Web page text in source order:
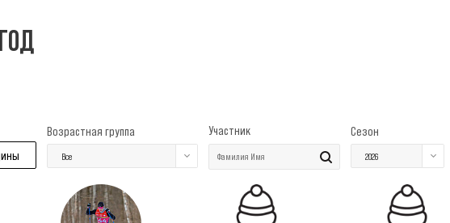
Возрастная группа
Все
Участник Сезон
2026